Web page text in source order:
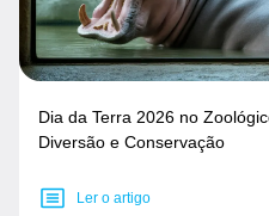
Dia da Terra 2026 no
Diversão e Conservação
Ler o artigo